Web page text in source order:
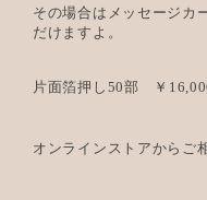
その場合はメッセージカ
だけますよ。
片面箔押し50部 ￥
オンラインストアからご